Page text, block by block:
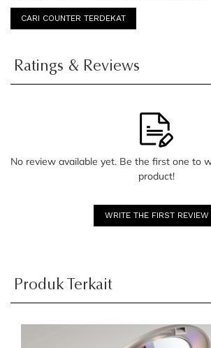
CARI COUNTER TERDEKAT
Ratings & Reviews
No review available yet. Be the first one to
product!
WRITE THE FIRST REVIEW
Produk Terkait